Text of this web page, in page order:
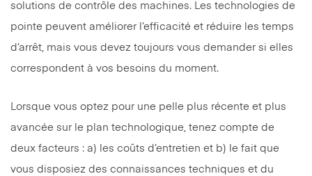
solutions de contrôle des machines. Les technologies de
pointe peuvent améliorer l’efficacité et réduire les temps
d’arrêt, mais vous devez toujours vous demander si elles
correspondent à vos besoins du moment.
Lorsque vous optez pour une pelle plus récente et plus
avancée sur le plan technologique, tenez compte de
deux facteurs : a) les coûts d’entretien et b) le fait que
vous disposiez des connaissances techniques et du